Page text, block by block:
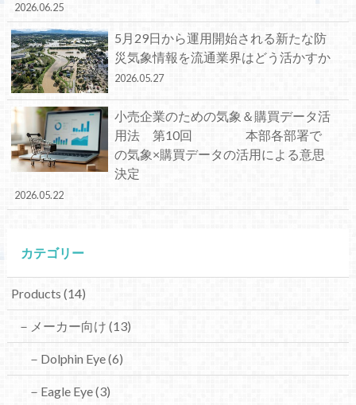
2026.06.25
5月29日から運用開始される新たな防
災気象情報を流通業界はどう活かすか
2026.05.27
小売企業のための気象＆購買データ活
用法 第10回 本部各部署で
の気象×購買データの活用による意思
決定
2026.05.22
カテゴリー
Products (14)
－メーカー向け (13)
－Dolphin Eye(6)
－Eagle Eye(3)